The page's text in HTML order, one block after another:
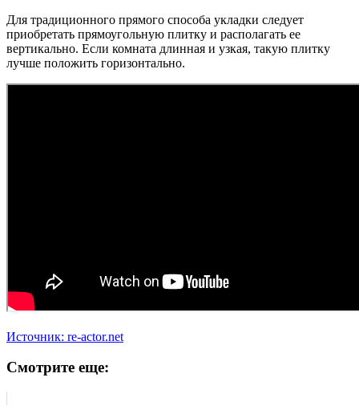
Для традиционного прямого способа укладки следует
приобретать прямоугольную плитку и располагать ее
вертикально. Если комната длинная и узкая, такую плитку
лучше положить горизонтально.
Источник: re-actor.net
Смотрите еще: